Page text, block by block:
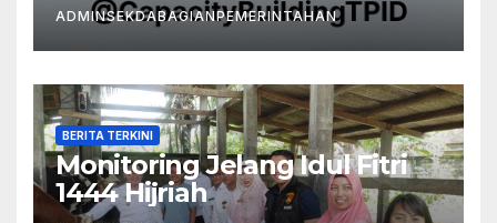
ADMINSEKDABAGIANPEMERINTAHAN
BERITA TERKINI
Monitoring Jelang Idul Fitri
1444 Hijriah